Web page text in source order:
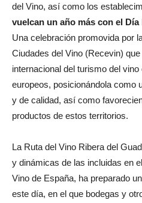
del Vino, así como los
vuelcan un año más con el
Una celebración promovida por
Ciudades del Vino (Recevin)
internacional del turismo del
europeos, posicionándola como
y de calidad, así como
productos de estos territorios.
La Ruta del Vino Ribera del
y dinámicas de las incluidas en
Vino de España, ha preparado
este día, en el que bodegas y